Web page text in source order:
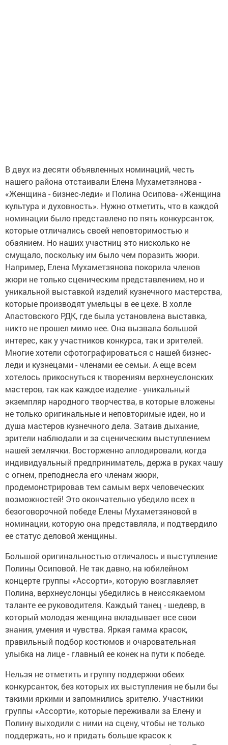
В двух из десяти объявленных номинаций, честь
нашего района отстаивали Елена Мухаметзянова -
«Женщина - бизнес-леди» и Полина Осипова- «Женщина
культура и духовность». Нужно отметить, что в каждой
номинации было представлено по пять конкурсанток,
которые отличались своей неповторимостью и
обаянием. Но наших участниц это нисколько не
смущало, поскольку им было чем поразить жюри.
Например, Елена Мухаметзянова покорила членов
жюри не только сценическим представлением, но и
уникальной выставкой изделий кузнечного мастерства,
которые производят умельцы в ее цехе. В холле
Апастовского РДК, где была установлена выставка,
никто не прошел мимо нее. Она вызвала большой
интерес, как у участников конкурса, так и зрителей.
Многие хотели сфотографироваться с нашей бизнес-
леди и кузнецами - членами ее семьи. А еще всем
хотелось прикоснуться к творениям верхнеуслонских
мастеров, так как каждое изделие - уникальный
экземпляр народного творчества, в которые вложены
не только оригинальные и неповторимые идеи, но и
душа мастеров кузнечного дела. Затаив дыхание,
зрители наблюдали и за сценическим выступлением
нашей землячки. Восторженно аплодировали, когда
индивидуальный предприниматель, держа в руках чашу
с огнем, преподнесла его членам жюри,
продемонстрировав тем самым верх человеческих
возможностей! Это окончательно убедило всех в
безоговорочной победе Елены Мухаметзяновой в
номинации, которую она представляла, и подтвердило
ее статус деловой женщины.
Большой оригинальностью отличалось и выступление
Полины Осиповой. Не так давно, на юбилейном
концерте группы «Ассорти», которую возглавляет
Полина, верхнеуслонцы убедились в неиссякаемом
таланте ее руководителя. Каждый танец - шедевр, в
который молодая женщина вкладывает все свои
знания, умения и чувства. Яркая гамма красок,
правильный подбор костюмов и очаровательная
улыбка на лице - главный ее конек на пути к победе.
Нельзя не отметить и группу поддержки обеих
конкурсанток, без которых их выступления не были бы
такими яркими и запомнились зрителю. Участники
группы «Ассорти», которые переживали за Елену и
Полину выходили с ними на сцену, чтобы не только
поддержать, но и придать больше красок к